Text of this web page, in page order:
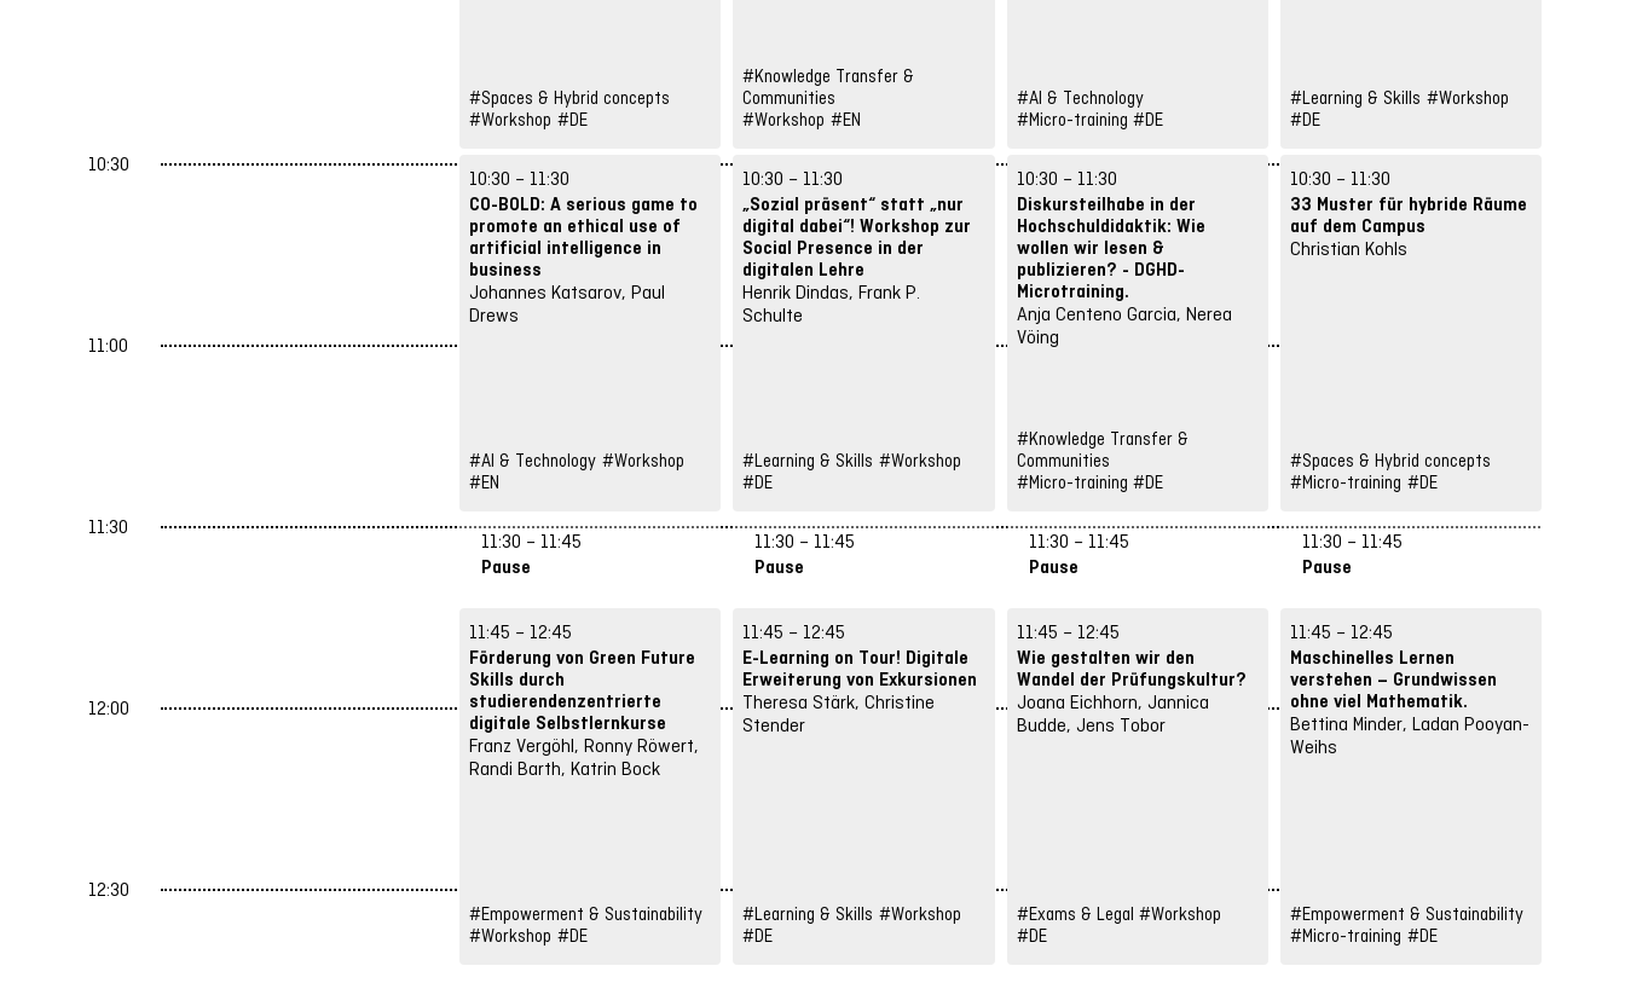
#Spaces & Hybrid concepts
#Workshop #DE
10:30 – 11:30
CO-BOLD: A serious game to
promote an ethical use of
artificial intelligence in
business
Johannes Katsarov, Paul
Drews
#AI & Technology #Workshop
#EN
11:30 – 11:45
Pause
11:45 – 12:45
Förderung von Green Future
Skills durch
studierendenzentrierte
digitale Selbstlernkurse
Franz Vergöhl, Ronny Röwert,
Randi Barth, Katrin Bock
#Empowerment & Sustainability
#Workshop #DE
#Knowledge Transfer &
Communities
#Workshop #EN
10:30 – 11:30
„Sozial präsent“ statt „nur
digital dabei“! Workshop zur
Social Presence in der
digitalen Lehre
Henrik Dindas, Frank P.
Schulte
#Learning & Skills #Workshop
#DE
11:30 – 11:45
Pause
11:45 – 12:45
E-Learning on Tour! Digitale
Erweiterung von Exkursionen
Theresa Stärk, Christine
Stender
#Learning & Skills #Workshop
#DE
#AI & Technology
#Micro-training #DE
10:30 – 11:30
Diskursteilhabe in der
Hochschuldidaktik: Wie
wollen wir lesen &
publizieren? - DGHD-
Microtraining.
Anja Centeno Garcia, Nerea
Vöing
#Knowledge Transfer &
Communities
#Micro-training #DE
11:30 – 11:45
Pause
11:45 – 12:45
Wie gestalten wir den
Wandel der Prüfungskultur?
Joana Eichhorn, Jannica
Budde, Jens Tobor
#Exams & Legal #Workshop
#DE
#Learning & Skills #Workshop
#DE
10:30 – 11:30
33 Muster für hybride Räume
auf dem Campus
Christian Kohls
#Spaces & Hybrid concepts
#Micro-training #DE
11:30 – 11:45
Pause
11:45 – 12:45
Maschinelles Lernen
verstehen – Grundwissen
ohne viel Mathematik.
Bettina Minder, Ladan Pooyan-
Weihs
#Empowerment & Sustainability
#Micro-training #DE
10:30
11:00
11:30
12:00
12:30